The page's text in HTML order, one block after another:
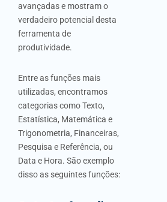
avançadas e mostram o
verdadeiro potencial desta
ferramenta de
produtividade.
Entre as funções mais
utilizadas, encontramos
categorias como Texto,
Estatística, Matemática e
Trigonometria, Financeiras,
Pesquisa e Referência, ou
Data e Hora. São exemplo
disso as seguintes funções: